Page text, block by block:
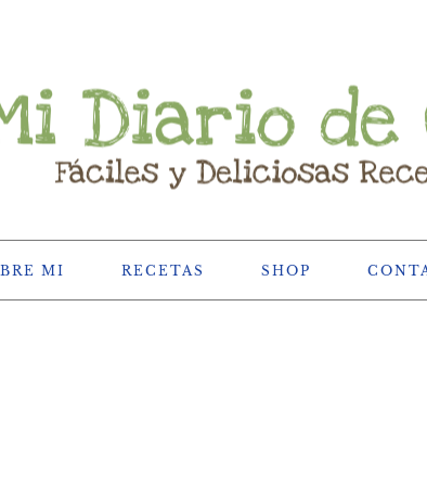
MI RECETAS SHOP